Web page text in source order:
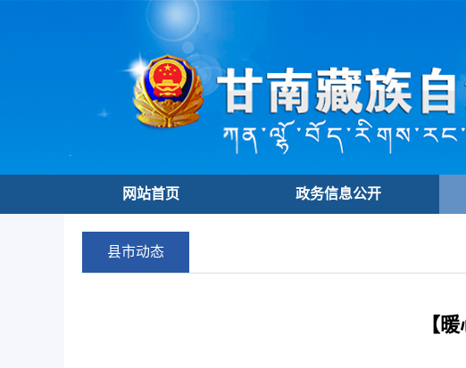
网站首页 政务信息公开
县市动态
【